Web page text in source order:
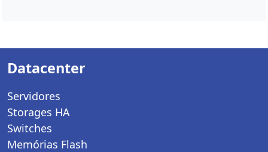
Datacenter
Servidores
Storages HA
Switches
Memórias Flash